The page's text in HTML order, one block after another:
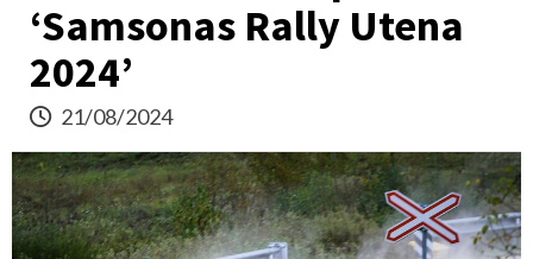
‘Samsonas Rally Utena
2024’
21/08/2024